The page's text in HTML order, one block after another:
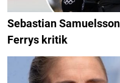
Sebastian
Ferrys kritik